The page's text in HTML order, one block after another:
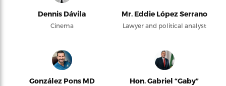
Dennis Dávila
Cinema
Mr. Eddie López Serrano
Lawyer and political analyst
González Pons MD
Hon. Gabriel “Gaby”